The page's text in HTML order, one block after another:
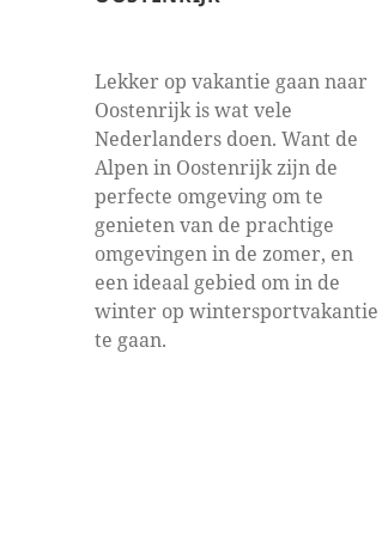
Lekker op vakantie gaan naar
Oostenrijk is wat vele
Nederlanders doen. Want de
Alpen in Oostenrijk zijn de
perfecte omgeving om te
genieten van de prachtige
omgevingen in de zomer, en
een ideaal gebied om in de
winter op wintersportvakantie
te gaan.